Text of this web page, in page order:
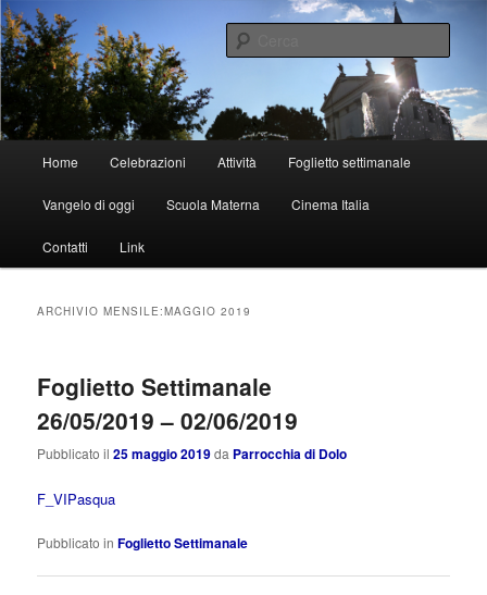
Vai
al
contenuto
principale
Vai
al
contenuto
secondarioParrocchia di Dolo
principale
Home Celebrazioni Attività Foglietto settimanale
Vangelo di oggi Scuola Materna Cinema Italia
Contatti Link
ARCHIVIO MENSILE:MAGGIO 2019
Foglietto Settimanale
26/05/2019 – 02/06/2019
Pubblicato il25 maggio 2019da Parrocchia di Dolo
F_VIPasqua
Pubblicato in Foglietto Settimanale